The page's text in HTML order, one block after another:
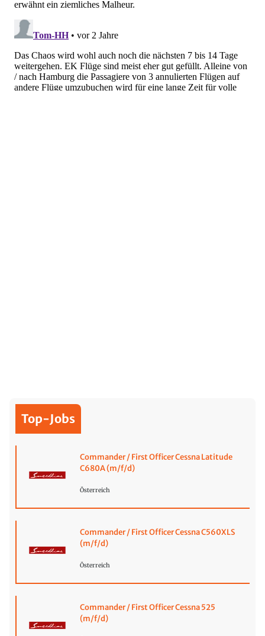
Top-Jobs
Commander / First Officer Cessna Latitude
C680A (m/f/d)
Österreich
Commander / First Officer Cessna C560XLS
(m/f/d)
Österreich
Commander / First Officer Cessna 525
(m/f/d)